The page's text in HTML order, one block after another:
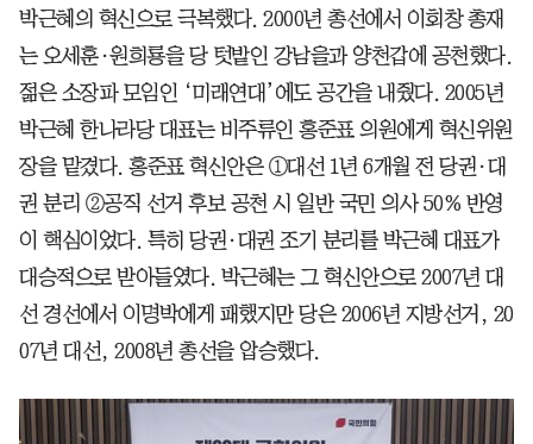
박근혜의 혁신으로 극복했다. 2000년 총선에서 이회창 총재
는 오세훈·원희룡을 당 텃밭인 강남을과 양천갑에 공천했다.
젊은 소장파 모임인 ‘미래연대’에도 공간을 내줬다. 2005년
박근혜 한나라당 대표는 비주류인 홍준표 의원에게 혁신위원
장을 맡겼다. 홍준표 혁신안은 ①대선 1년 6개월 전 당권·대
권 분리 ②공직 선거 후보 공천 시 일반 국민 의사 50% 반영
이 핵심이었다. 특히 당권·대권 조기 분리를 박근혜 대표가
대승적으로 받아들였다. 박근혜는 그 혁신안으로 2007년 대
선 경선에서 이명박에게 패했지만 당은 2006년 지방선거, 20
07년 대선, 2008년 총선을 압승했다.